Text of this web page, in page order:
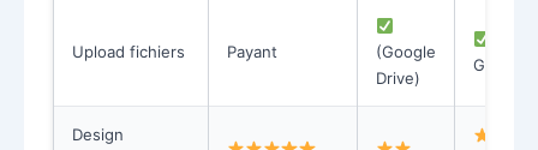
Upload fichiers Payant
(Google
Drive)
Gratuit
Design